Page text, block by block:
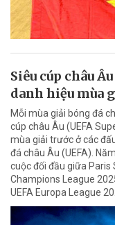
Siêu cúp châu
danh hiệu mùa
Mỗi mùa giải bóng đá
cúp châu Âu (UEFA
mùa giải trước ở các
đá châu Âu (UEFA).
cuộc đối đầu giữa Paris
Champions League
UEFA Europa League